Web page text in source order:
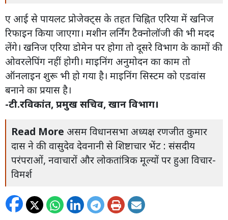
ए आई से पायलट प्रोजेक्ट्स के तहत चिह्नित एरिया में खनिज
रिफाइन किया जाएगा। मशीन लर्निंग टैक्नोलॉजी की भी मदद
लेंगे। खनिज एरिया डोमेन पर होगा तो दूसरे विभाग के कामों की
ओवरलेपिंग नहीं होगी। माइनिंग अनुमोदन का काम तो
ऑनलाइन शुरू भी हो गया है। माइनिंग सिस्टम को एडवांस
बनाने का प्रयास है।
-टी.रविकांत, प्रमुख सचिव, खान विभाग।
Read More असम विधानसभा अध्यक्ष रणजीत कुमार
दास ने की वासुदेव देवनानी से शिष्टाचार भेंट : संसदीय
परंपराओं, नवाचारों और लोकतांत्रिक मूल्यों पर हुआ विचार-
विमर्श